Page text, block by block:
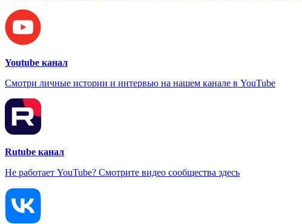
Youtube канал
Смотри личные истории и интервью на нашем канале в YouTube
Rutube канал
Не работает YouTube? Смотрите видео сообщества здесь